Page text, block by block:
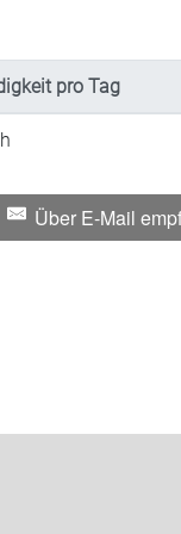
pro Tag
Über E-Mail